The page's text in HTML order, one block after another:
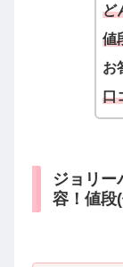
ど
値
お
口
ジョリー
容！値段